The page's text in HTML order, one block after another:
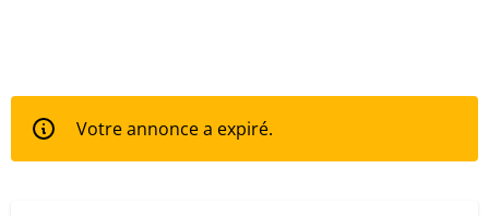
Votre annonce a expiré.